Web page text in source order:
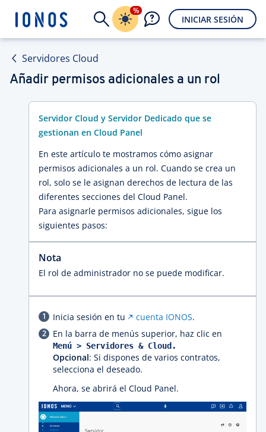
%
INICIAR SESIÓN
Servidores Cloud
Añadir permisos adicionales a un rol
Servidor Cloud y Servidor Dedicado que se
gestionan en Cloud Panel
En este artículo te mostramos cómo asignar
permisos adicionales a un rol. Cuando se crea un
rol, solo se le asignan derechos de lectura de las
diferentes secciones del Cloud Panel.
Para asignarle permisos adicionales, sigue los
siguientes pasos:
Nota
El rol de administrador no se puede modificar.
Inicia sesión en tu cuenta IONOS.
En la barra de menús superior, haz clic en
Menú > Servidores & Cloud.
Opcional: Si dispones de varios contratos,
selecciona el deseado.
Ahora, se abrirá el Cloud Panel.